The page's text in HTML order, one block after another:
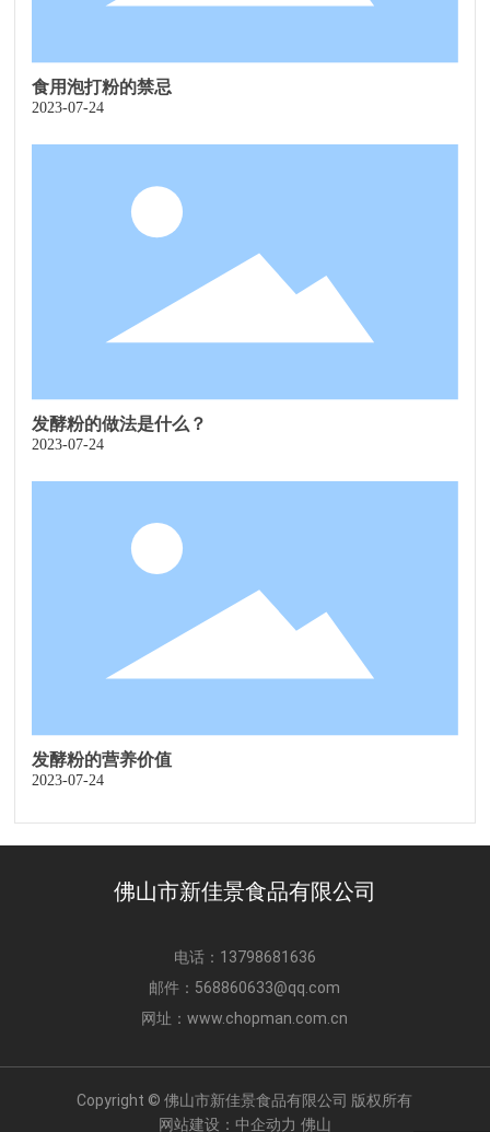
食用泡打粉的禁忌
2023-07-24
发酵粉的做法是什么？
2023-07-24
发酵粉的营养价值
2023-07-24
佛山市新佳景食品有限公司
电话： 13798681636
邮件： 568860633@qq.com
网址：www.chopman.com.cn
Copyright © 佛山市新佳景食品有限公司 版权所有
网站建设： 中企动力 佛山